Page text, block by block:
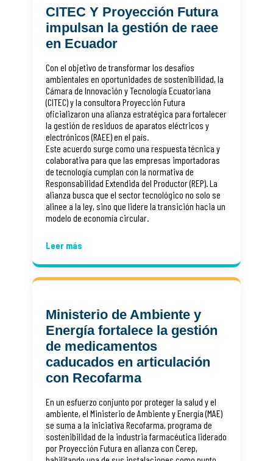
CITEC Y Proyección Futura
impulsan la gestión de raee
en Ecuador
Con el objetivo de transformar los desafíos
ambientales en oportunidades de sostenibilidad, la
Cámara de Innovación y Tecnología Ecuatoriana
(CITEC) y la consultora Proyección Futura
oficializaron una alianza estratégica para fortalecer
la gestión de residuos de aparatos eléctricos y
electrónicos (RAEE) en el país.
Este acuerdo surge como una respuesta técnica y
colaborativa para que las empresas importadoras
de tecnología cumplan con la normativa de
Responsabilidad Extendida del Productor (REP). La
alianza busca que el sector tecnológico no solo se
alinee a la ley, sino que lidere la transición hacia un
modelo de economía circular.
Leer más
Ministerio de Ambiente y
Energía fortalece la gestión
de medicamentos
caducados en articulación
con Recofarma
En un esfuerzo conjunto por proteger la salud y el
ambiente, el Ministerio de Ambiente y Energía (MAE)
se suma a la iniciativa Recofarma, programa de
sostenibilidad de la industria farmacéutica liderado
por Proyección Futura en alianza con Cerep,